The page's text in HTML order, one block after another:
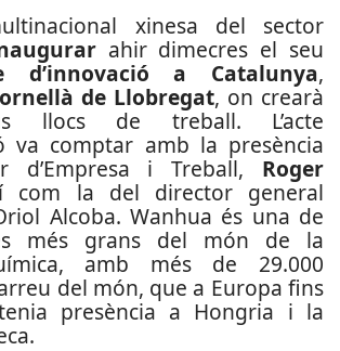
xinesa del sector
ahir dimecres el seu
d’innovació a Catalunya,
de Llobregat, on crearà
llocs de treball. L’acte
va comptar amb la presència
d’Empresa i Treball, Roger
com la del director general
Alcoba. Wanhua és una de
més grans del món de la
amb més de 29.000
del món, que a Europa fins
presència a Hongria i la